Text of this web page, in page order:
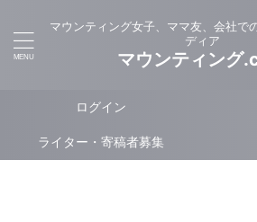
マウンティング女子、ママ友、会社で
ディア
マウンティング
ログイン
ライター・寄稿者募集